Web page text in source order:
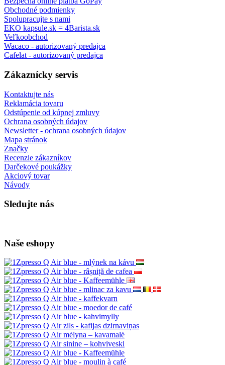
Obchodné podmienky
Spolupracujte s nami
EKO kapsule.sk = 4Barista.sk
Veľkoobchod
Wacaco - autorizovaný predajca
Cafelat - autorizovaný predajca
Zákaznícky servis
Kontaktujte nás
Reklamácia tovaru
Odstúpenie od kúpnej zmluvy
Ochrana osobných údajov
Newsletter - ochrana osobných údajov
Mapa stránok
Značky
Recenzie zákazníkov
Darčekové poukážky
Akciový tovar
Návody
Sledujte nás
Naše eshopy